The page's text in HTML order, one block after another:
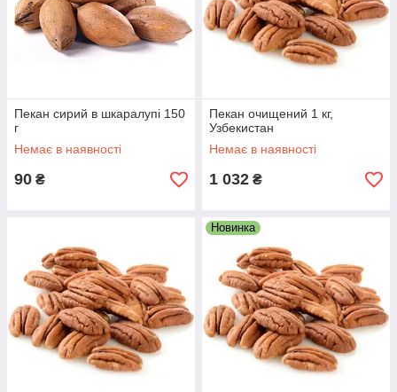
Пекан сирий в шкаралупі 150
г
Немає в наявності
90 ₴
Пекан очищений 1 кг,
Узбекистан
Немає в наявності
1 032 ₴
Новинка